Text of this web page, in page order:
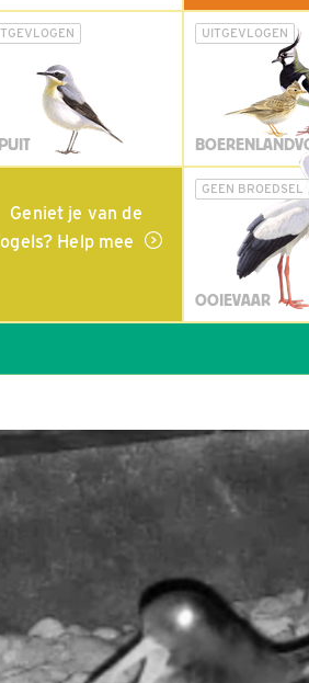
UITGEVLOGEN
Geniet je van de
Help mee
GEEN BROEDSEL
OOIEVAAR